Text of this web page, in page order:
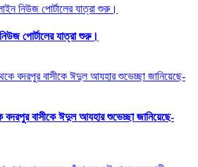
পোর্টালের যাত্রা শুরু।
বদরপুর বাসীকে ঈদুল আযহার শুভেচ্ছা জানিয়েছে-